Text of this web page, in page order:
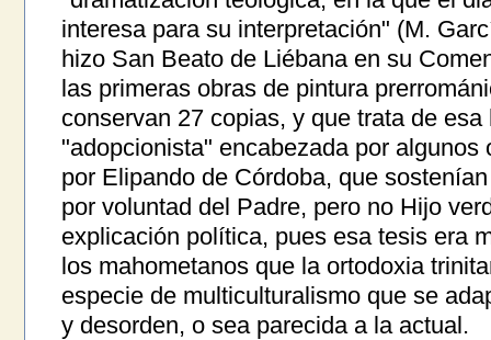
interesa para su interpretación" (M.
hizo San Beato de Liébana en su
las primeras obras de pintura
conservan 27 copias, y que trata de
"adopcionista" encabezada por
por Elipando de Córdoba, que
por voluntad del Padre, pero no Hijo
explicación política, pues esa tesis era
los mahometanos que la ortodoxia
especie de multiculturalismo que se
y desorden, o sea parecida a la actual.